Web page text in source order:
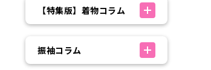
【特集版】着物コラム
振袖コラム